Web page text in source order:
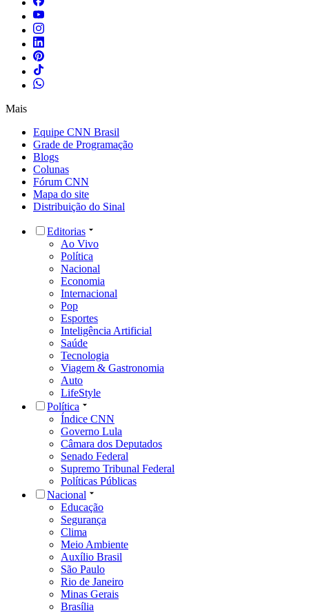
Mais
Equipe CNN Brasil
Grade de Programação
Blogs
Colunas
Fórum CNN
Mapa do site
Distribuição do Sinal
Editorias
Ao Vivo
Política
Nacional
Economia
Internacional
Pop
Esportes
Inteligência Artificial
Saúde
Tecnologia
Viagem & Gastronomia
Auto
LifeStyle
Política
Índice CNN
Governo Lula
Câmara dos Deputados
Senado Federal
Supremo Tribunal Federal
Políticas Públicas
Nacional
Educação
Segurança
Clima
Meio Ambiente
Auxílio Brasil
São Paulo
Rio de Janeiro
Minas Gerais
Brasília